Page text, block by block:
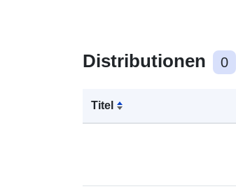
Distributionen 0
Titel